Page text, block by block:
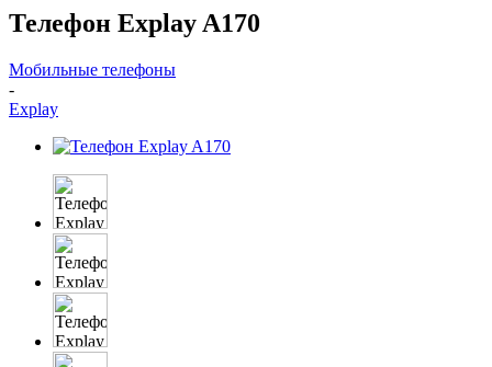
Телефон Explay A170
Мобильные телефоны
-
Explay